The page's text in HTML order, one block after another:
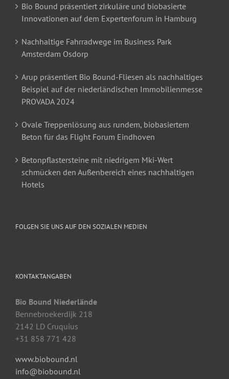
Bio Bound präsentiert zirkuläre und biobasierte
Innovationen auf dem Expertenforum in Hamburg
Nachhaltige Fahrradwege im Business Park
Amsterdam Osdorp
Arup präsentiert Bio Bound-Fliesen als nachhaltiges
Beispiel auf der niederländischen Immobilienmesse
PROVADA 2024
Ovale Treppenlösung aus rundem, biobasiertem
Beton für das Flight Forum Eindhoven
Betonpflastersteine mit niedrigem Mki-Wert
schmücken den Außenbereich eines nachhaltigen
Hotels
FOLGEN SIE UNS AUF DEN SOZIALEN MEDIEN
KONTAKTANGABEN
Bio Bound Niederlände
Bennebroekerdijk 218
2142 LD Cruquius
+31 858 771 428
www.biobound.nl
info@biobound.nl